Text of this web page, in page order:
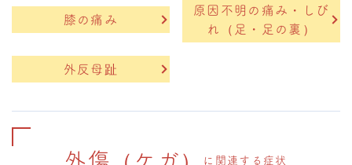
膝の痛み
原因不明の痛み・しび
れ（足・足の裏）
外反母趾
に関連する症状